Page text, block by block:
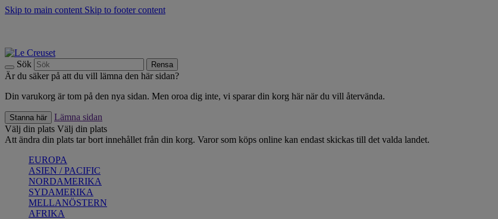
Skip to main content Skip to footer content
Sök Rensa
Är du säker på att du vill lämna den här sidan?
Din varukorg är tom på den nya sidan. Men oroa dig inte, vi sparar din korg här när du vill återvända.
Stanna här
Lämna sidan
Välj din plats Välj din plats
Att ändra din plats tar bort innehållet från din korg. Varor som köps online kan endast skickas till det valda landet.
EUROPA
ASIEN / PACIFIC
NORDAMERIKA
SYDAMERIKA
MELLANÖSTERN
AFRIKA